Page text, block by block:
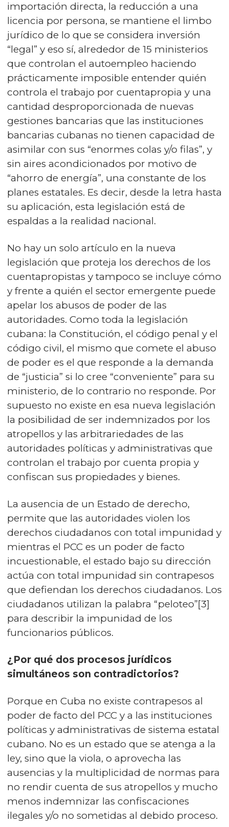
importación directa, la reducción a una
licencia por persona, se mantiene el limbo
jurídico de lo que se considera inversión
“legal” y eso sí, alrededor de 15 ministerios
que controlan el autoempleo haciendo
prácticamente imposible entender quién
controla el trabajo por cuentapropia y una
cantidad desproporcionada de nuevas
gestiones bancarias que las instituciones
bancarias cubanas no tienen capacidad de
asimilar con sus “enormes colas y/o filas”, y
sin aires acondicionados por motivo de
“ahorro de energía”, una constante de los
planes estatales. Es decir, desde la letra hasta
su aplicación, esta legislación está de
espaldas a la realidad nacional.
No hay un solo artículo en la nueva
legislación que proteja los derechos de los
cuentapropistas y tampoco se incluye cómo
y frente a quién el sector emergente puede
apelar los abusos de poder de las
autoridades. Como toda la legislación
cubana: la Constitución, el código penal y el
código civil, el mismo que comete el abuso
de poder es el que responde a la demanda
de “justicia” si lo cree “conveniente” para su
ministerio, de lo contrario no responde. Por
supuesto no existe en esa nueva legislación
la posibilidad de ser indemnizados por los
atropellos y las arbitrariedades de las
autoridades políticas y administrativas que
controlan el trabajo por cuenta propia y
confiscan sus propiedades y bienes.
La ausencia de un Estado de derecho,
permite que las autoridades violen los
derechos ciudadanos con total impunidad y
mientras el PCC es un poder de facto
incuestionable, el estado bajo su dirección
actúa con total impunidad sin contrapesos
que defiendan los derechos ciudadanos. Los
ciudadanos utilizan la palabra “peloteo”[3]
para describir la impunidad de los
funcionarios públicos.
¿Por qué dos procesos jurídicos
simultáneos son contradictorios?
Porque en Cuba no existe contrapesos al
poder de facto del PCC y a las instituciones
políticas y administrativas de sistema estatal
cubano. No es un estado que se atenga a la
ley, sino que la viola, o aprovecha las
ausencias y la multiplicidad de normas para
no rendir cuenta de sus atropellos y mucho
menos indemnizar las confiscaciones
ilegales y/o no sometidas al debido proceso.